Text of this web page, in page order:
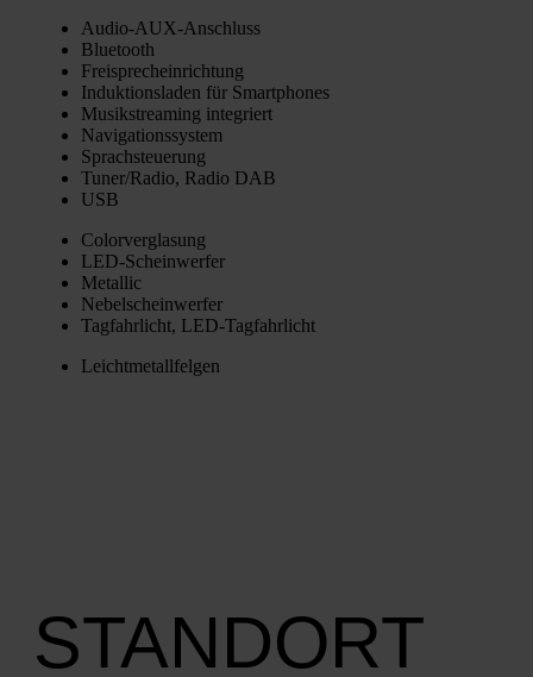
Audio-AUX-Anschluss
Blue­tooth
Frei­sprech­ein­rich­tung
Induk­ti­ons­la­den für Smart­phones
Musik­strea­ming inte­griert
Navi­ga­ti­ons­sys­tem
Sprach­steue­rung
Tuner/Radio, Radio DAB
USB
Color­ver­gla­sung
LED-Schein­wer­fer
Metal­lic
Nebel­schein­wer­fer
Tag­fahr­licht, LED-Tag­fahr­licht
Leicht­me­tall­fel­gen
STANDORT